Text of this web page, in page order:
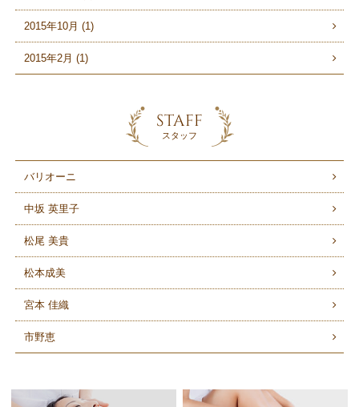
2015年10月 (1)
2015年2月 (1)
STAFF
スタッフ
バリオーニ
中坂 英里子
松尾 美貴
松本成美
宮本 佳織
市野恵